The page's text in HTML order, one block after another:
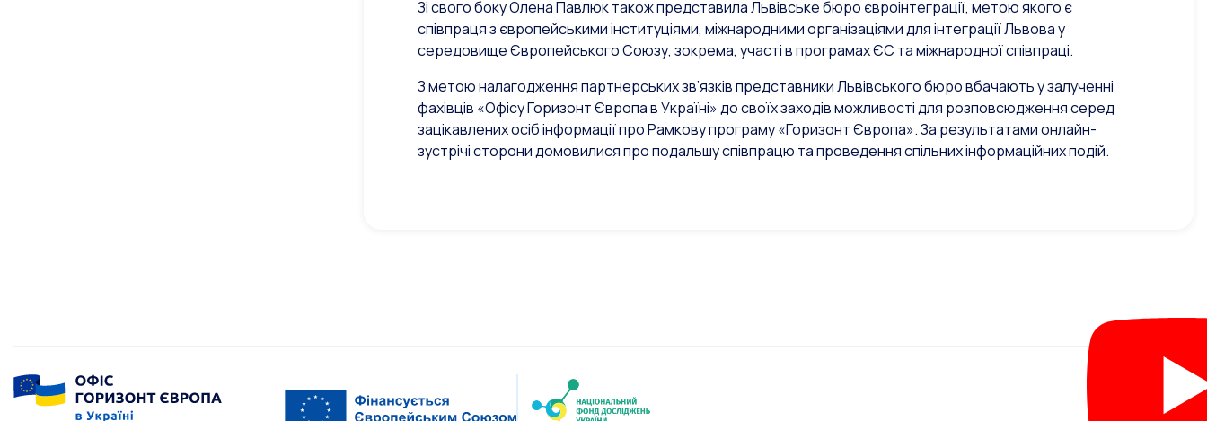
Зі свого боку Олена Павлюк також представила Львівське бюро євроінтеграції, метою якого є
співпраця з європейськими інституціями, міжнародними організаціями для інтеграції Львова у
середовище Європейського Союзу, зокрема, участі в програмах ЄС та міжнародної співпраці.
З метою налагодження партнерських зв’язків представники Львівського бюро вбачають у залученні
фахівців «Офісу Горизонт Європа в Україні» до своїх заходів можливості для розповсюдження серед
зацікавлених осіб інформації про Рамкову програму «Горизонт Європа». За результатами онлайн-
зустрічі сторони домовилися про подальшу співпрацю та проведення спільних інформаційних подій.